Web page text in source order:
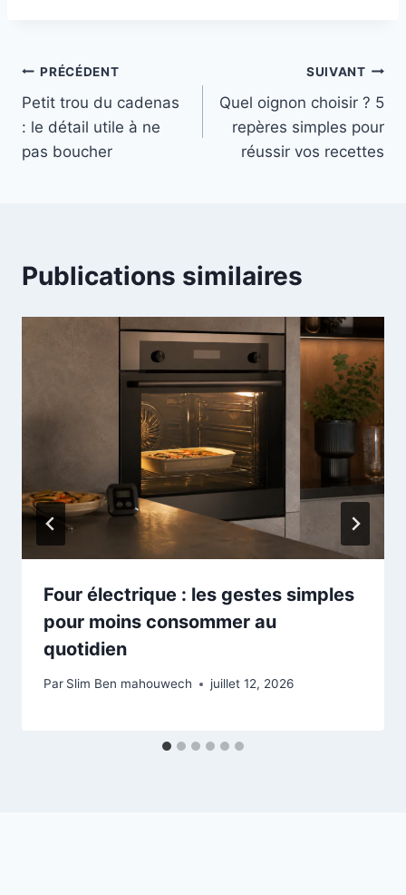
Navigation
de
l’article
PRÉCÉDENT
Petit trou du cadenas
: le détail utile à ne
pas boucher
SUIVANT
Quel oignon choisir ? 5
repères simples pour
réussir vos recettes
Publications similaires
Four électrique : les gestes simples
pour moins consommer au
quotidien
Par Slim Ben mahouwech juillet 12, 2026